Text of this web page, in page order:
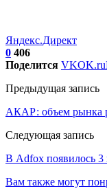
Яндекс.Директ
0 406
Поделится VKOK.ru
Предыдущая запись
АКАР: объем рынка
Следующая запись
В Adfox появилось
Вам также могут